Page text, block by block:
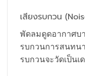
เสียงรบกวน
พัดลมดูดอากาศบ
รบกวนการสนทน
รบกวนจะวัดเป็นเ